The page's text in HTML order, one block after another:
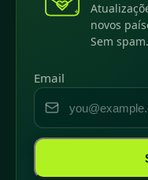
novos
Sem spam.
Email